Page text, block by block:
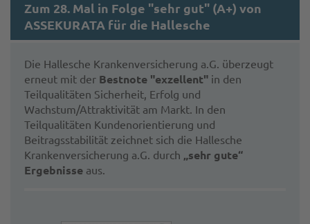
Zum 28. Mal in Folge "sehr gut" (A+) von
ASSEKURATA für die Hallesche
Die Hallesche Krankenversicherung a.G. überzeugt
erneut mit der Bestnote "exzellent" in den
Teilqualitäten Sicherheit, Erfolg und
Wachstum/Attraktivität am Markt. In den
Teilqualitäten Kundenorientierung und
Beitragsstabilität zeichnet sich die Hallesche
Krankenversicherung a.G. durch „sehr gute“
Ergebnisse aus.